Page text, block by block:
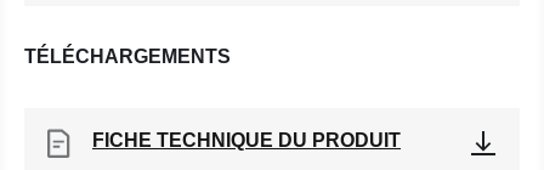
TÉLÉCHARGEMENTS
FICHE TECHNIQUE DU PRODUIT